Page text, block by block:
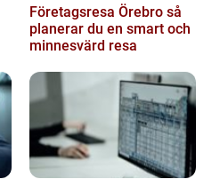
Företagsresa Örebro så
planerar du en smart och
minnesvärd resa